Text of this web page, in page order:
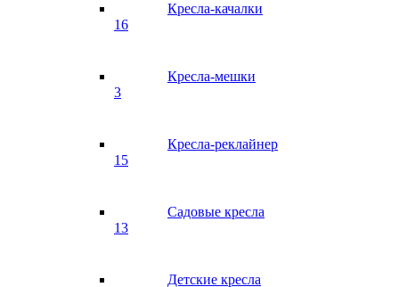
Кресла-качалки
16
Кресла-мешки
3
Кресла-реклайнер
15
Садовые кресла
13
Детские кресла